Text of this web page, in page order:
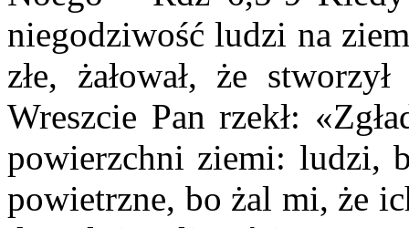
niegodziwość ludzi na
złe, żałował, że
Wreszcie Pan rzekł:
powierzchni ziemi: ludzi,
powietrzne, bo żal mi, że